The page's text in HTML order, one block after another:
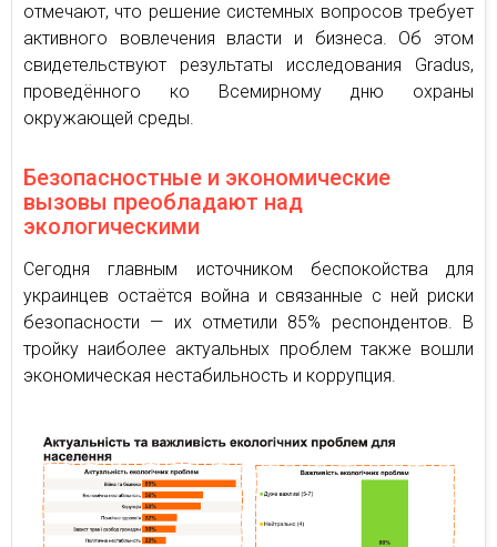
отмечают, что решение системных вопросов требует
активного вовлечения власти и бизнеса. Об этом
свидетельствуют результаты исследования Gradus,
проведённого ко Всемирному дню охраны
окружающей среды.
Безопасностные и экономические
вызовы преобладают над
экологическими
Сегодня главным источником беспокойства для
украинцев остаётся война и связанные с ней риски
безопасности — их отметили 85% респондентов. В
тройку наиболее актуальных проблем также вошли
экономическая нестабильность и коррупция.